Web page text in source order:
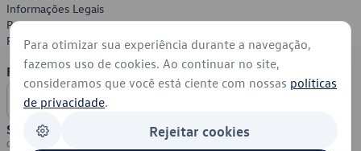
Informações Legais
Política de Privacidade
Política de Cookies
Formas de Pagamento
Segurança
Para otimizar sua experiência durante a navegação,
fazemos uso de cookies. Ao continuar no site,
consideramos que você está ciente com nossas políticas
de privacidade.
Rejeitar cookies